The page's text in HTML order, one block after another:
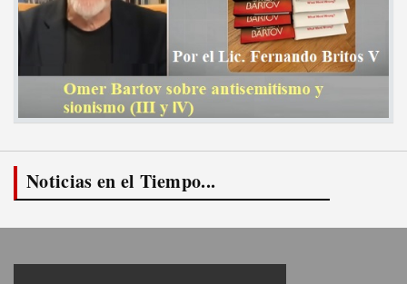
Noticias en el Tiempo...